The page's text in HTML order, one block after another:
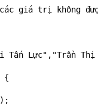
các giá trị không
Tấn Lực","Trần
{